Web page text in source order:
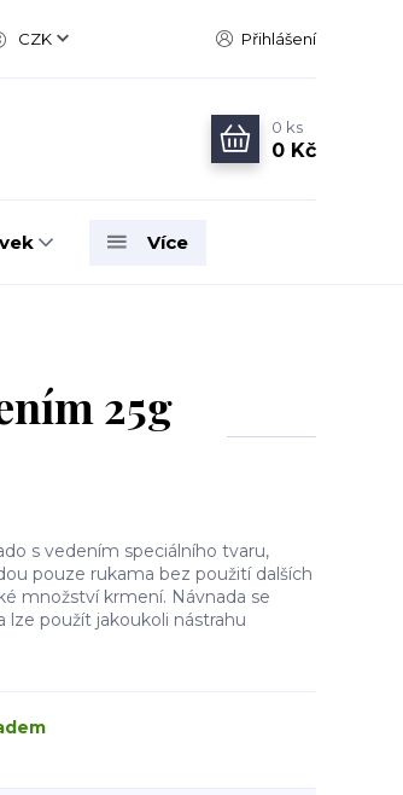
CZK Přihlášení
0 ks
0 Kč
Více
25g
s vedením speciálního tvaru,
pouze rukama bez použití dalších
množství krmení. Návnada se
lze použít jakoukoli nástrahu